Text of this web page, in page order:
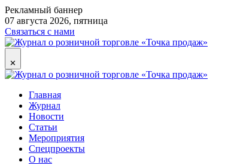
Рекламный баннер
07 августа 2026, пятница
Связаться с нами
✕
Главная
Журнал
Новости
Статьи
Мероприятия
Спецпроекты
О нас